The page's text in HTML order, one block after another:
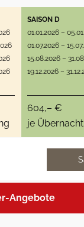
SAISON D
01.01.2026 –
01.07.2026 –
15.08.2026 –
19.12.2026 –
604,– €
je
Angebote